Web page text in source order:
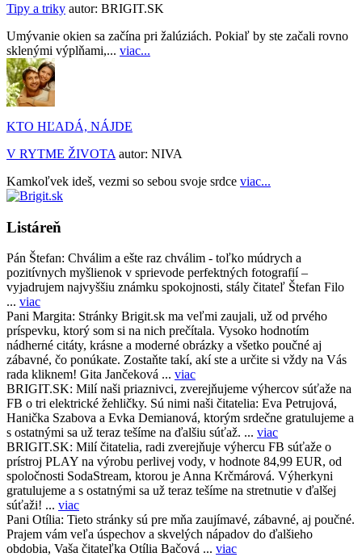
Tipy a triky autor: BRIGIT.SK
Umývanie okien sa začína pri žalúziách. Pokiaľ by ste začali rovno
sklenými výplňami,... viac...
KTO HĽADÁ, NÁJDE
V RYTME ŽIVOTA autor: NIVA
Kamkoľvek ideš, vezmi so sebou svoje srdce viac...
Listáreň
Pán Štefan: Chválim a ešte raz chválim - toľko múdrych a
pozitívnych myšlienok v sprievode perfektných fotografií –
vyjadrujem najvyššiu známku spokojnosti, stály čitateľ Štefan Filo
... viac
Pani Margita: Stránky Brigit.sk ma veľmi zaujali, už od prvého
príspevku, ktorý som si na nich prečítala. Vysoko hodnotím
nádherné citáty, krásne a moderné obrázky a všetko poučné aj
zábavné, čo ponúkate. Zostaňte takí, akí ste a určite si vždy na Vás
rada kliknem! Gita Jančeková ... viac
BRIGIT.SK: Milí naši priaznivci, zverejňujeme výhercov súťaže na
FB o tri elektrické žehličky. Sú nimi naši čitatelia: Eva Petrujová,
Hanička Szabova a Evka Demianová, ktorým srdečne gratulujeme a
s ostatnými sa už teraz tešíme na ďalšiu súťaž. ... viac
BRIGIT.SK: Milí čitatelia, radi zverejňuje výhercu FB súťaže o
prístroj PLAY na výrobu perlivej vody, v hodnote 84,99 EUR, od
spoločnosti SodaStream, ktorou je Anna Krčmárová. Výherkyni
gratulujeme a s ostatnými sa už teraz tešíme na stretnutie v ďalšej
súťaži! ... viac
Pani Otília: Tieto stránky sú pre mňa zaujímavé, zábavné, aj poučné.
Prajem vám veľa úspechov a skvelých nápadov do ďalšieho
obdobia, Vaša čitateľka Otília Bačová ... viac